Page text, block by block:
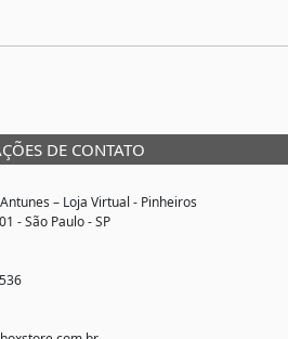
DE CONTATO
– Loja Virtual - Pinheiros
- São Paulo - SP